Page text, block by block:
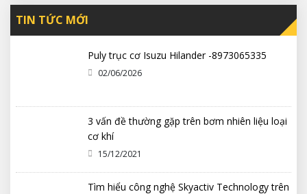
TIN TỨC MỚI
Puly trục cơ Isuzu Hilander -8973065335
02/06/2026
3 vấn đề thường gặp trên bơm nhiên liệu loại
cơ khí
15/12/2021
Tìm hiểu công nghệ Skyactiv Technology trên